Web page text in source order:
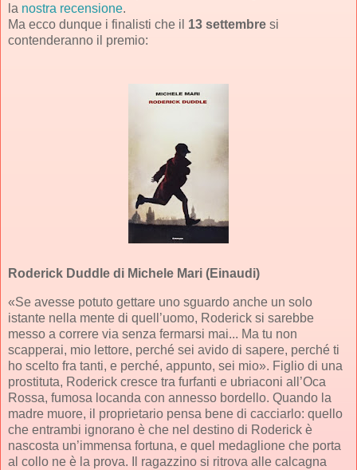
la nostra recensione.
Ma ecco dunque i finalisti che il 13 settembre si
contenderanno il premio:
Roderick Duddle di Michele Mari (Einaudi)
«Se avesse potuto gettare uno sguardo anche un solo
istante nella mente di quell’uomo, Roderick si sarebbe
messo a correre via senza fermarsi mai... Ma tu non
scapperai, mio lettore, perché sei avido di sapere, perché ti
ho scelto fra tanti, e perché, appunto, sei mio». Figlio di una
prostituta, Roderick cresce tra furfanti e ubriaconi all’Oca
Rossa, fumosa locanda con annesso bordello. Quando la
madre muore, il proprietario pensa bene di cacciarlo: quello
che entrambi ignorano è che nel destino di Roderick è
nascosta un’immensa fortuna, e quel medaglione che porta
al collo ne è la prova. Il ragazzino si ritrova alle calcagna